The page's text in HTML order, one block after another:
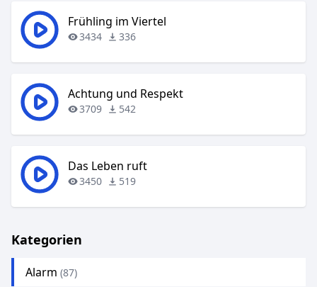
Frühling im Viertel
3434 336
Achtung und Respekt
3709 542
Das Leben ruft
3450 519
Kategorien
Alarm (87)